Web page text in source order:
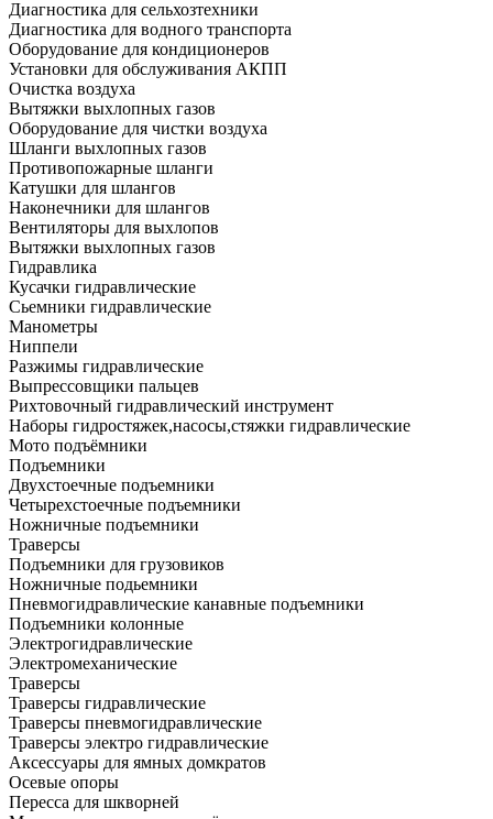
Диагностика для сельхозтехники
Диагностика для водного транспорта
Оборудование для кондиционеров
Установки для обслуживания АКПП
Очистка воздуха
Вытяжки выхлопных газов
Оборудование для чистки воздуха
Шланги выхлопных газов
Противопожарные шланги
Катушки для шлангов
Наконечники для шлангов
Вентиляторы для выхлопов
Вытяжки выхлопных газов
Гидравлика
Кусачки гидравлические
Сьемники гидравлические
Манометры
Ниппели
Разжимы гидравлические
Выпрессовщики пальцев
Рихтовочный гидравлический инструмент
Наборы гидростяжек,насосы,стяжки гидравлические
Мото подъёмники
Подъемники
Двухстоечные подъемники
Четырехстоечные подъемники
Ножничные подъемники
Траверсы
Подъемники для грузовиков
Ножничные подьемники
Пневмогидравлические канавные подъемники
Подъемники колонные
Электрогидравлические
Электромеханические
Траверсы
Траверсы гидравлические
Траверсы пневмогидравлические
Траверсы электро гидравлические
Аксессуары для ямных домкратов
Осевые опоры
Пересса для шкворней